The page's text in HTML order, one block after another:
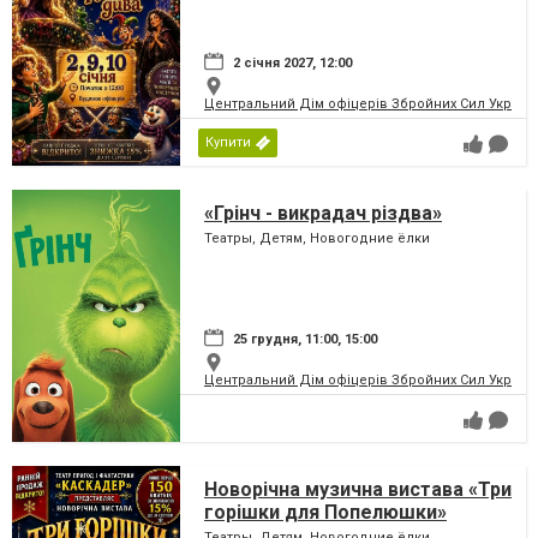
2 січня 2027, 12:00
Центральний Дім офіцерів Збройних Сил
Купити
«Грінч - викрадач різдва»
Театры, Детям, Новогодние ёлки
25 грудня, 11:00, 15:00
Центральний Дім офіцерів Збройних Сил
Новорічна музична вистава «Три
горішки для Попелюшки»